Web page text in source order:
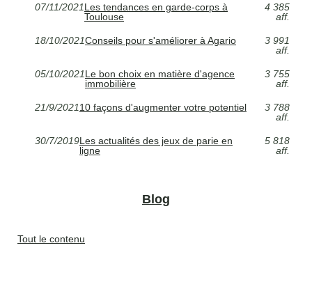
07/11/2021Les tendances en garde-corps à
Toulouse
4 385
aff.
18/10/2021Conseils pour s'améliorer à Agario
3 991
aff.
05/10/2021Le bon choix en matière d'agence
immobilière
3 755
aff.
21/9/202110 façons d'augmenter votre potentiel
3 788
aff.
30/7/2019Les actualités des jeux de parie en
ligne
5 818
aff.
Blog
Tout le contenu